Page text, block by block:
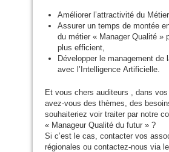
Améliorer l’attractivité du
Assurer un temps de montée
du métier « Manager Qualité »
plus efficient,
Développer le management de
avec l’Intelligence Artificielle.
Et vous chers auditeurs , dans
avez-vous des thèmes, des
souhaiteriez voir traiter par notre
« Manageur Qualité du futur » ?
Si c’est le cas, contacter vos
régionales ou contactez-nous via